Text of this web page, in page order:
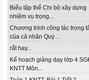
Biểu tập thể Chi bộ xây dựng
nhiệm vụ trọng...
Chương trình công tác trọng
của cá nhân Quý...
rất hay...
Kế hoạch giảng dạy lớp 4
KNTT Môn...